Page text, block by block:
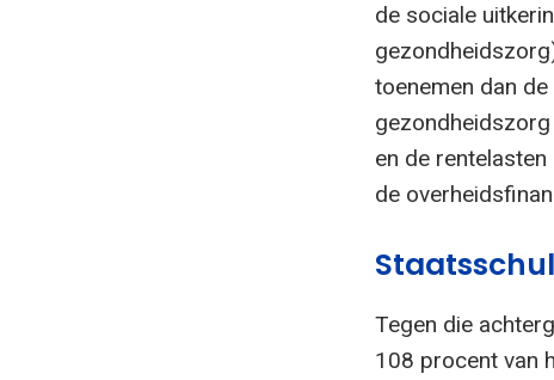
de sociale
toenemen dan
en de
de
Tegen die
108 procent van